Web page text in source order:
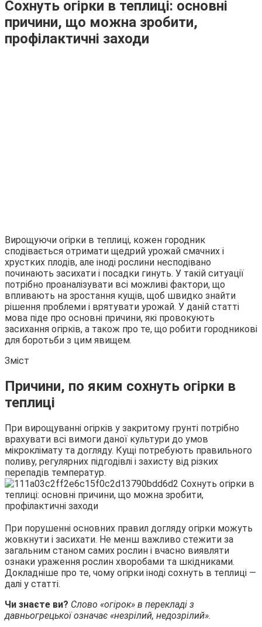
Сохнуть огірки в теплиці: основні
причини, що можна зробити,
профілактичні заходи
Вирощуючи огірки в теплиці, кожен городник
сподівається отримати щедрий урожай смачних і
хрустких плодів, але іноді рослини несподівано
починають засихати і посадки гинуть. У такій ситуації
потрібно проаналізувати всі можливі фактори, що
впливають на зростання кущів, щоб швидко знайти
рішення проблеми і врятувати урожай. У даній статті
мова піде про основні причини, які провокують
засихання огірків, а також про те, що робити городникові
для боротьби з цим явищем.
Зміст
Причини, по яким сохнуть огірки в
теплиці
При вирощуванні огірків у закритому грунті потрібно
врахувати всі вимоги даної культури до умов
мікроклімату та догляду. Кущі потребують правильного
поливу, регулярних підгодівлі і захисту від різких
перепадів температур.
При порушенні основних правил догляду огірки можуть
жовкнути і засихати. Не менш важливо стежити за
загальним станом самих рослин і вчасно виявляти
ознаки ураження рослин хворобами та шкідниками.
Докладніше про те, чому огірки іноді сохнуть в теплиці —
далі у статті.
Чи знаєте ви? Слово «огірок» в перекладі з
давньогрецької означає «незрілий, недозрілий».